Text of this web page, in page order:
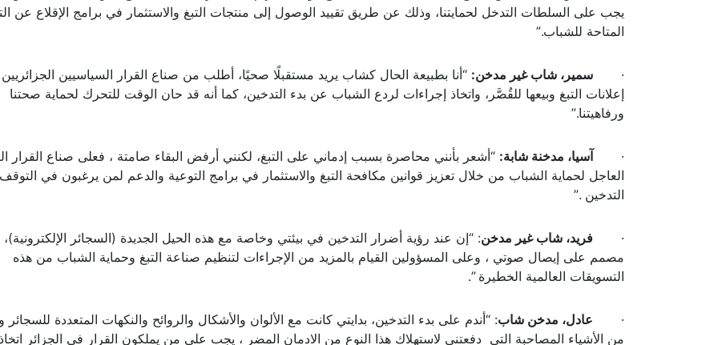
يجب على السلطات التدخل لحمايتنا، وذلك عن طريق تقييد الوصول إلى منتجات التبغ والاستثمار في برامج الإقلاع عن
المتاحة للشباب.”
· سمير، شاب غير مدخن: “أنا بطبيعة الحال كشاب يريد مستقبلًا صحيًا، أطلب من صناع القرار السياسيين
إعلانات التبغ وبيعها للقُصَّر، واتخاذ إجراءات لردع الشباب عن بدء التدخين، كما أنه قد حان الوقت للتحرك لحماية صحتنا
ورفاهيتنا.”
· آسيا، مدخنة شابة: “أشعر بأنني محاصرة بسبب إدماني على التبغ، لكنني أرفض البقاء صامتة ، فعلى صناع القرار
العاجل لحماية الشباب من خلال تعزيز قوانين مكافحة التبغ والاستثمار في برامج التوعية والدعم لمن يرغبون في
التدخين .”
· فريد، شاب غير مدخن: “إن عند رؤية أضرار التدخين في بيئتي وخاصة مع هذه الحيل الجديدة (السجائر الإلكترونية)،
مصمم على إيصال صوتي ، وعلى المسؤولين القيام بالمزيد من الإجراءات لتنظيم صناعة التبغ وحماية الشباب من هذه
التسويقات العالمية الخطيرة ”.
· عادل، مدخن شاب: “أندم على بدء التدخين، بدايتي كانت مع الألوان والأشكال والروائح والنكهات المتعددة للسجائر
من الأشياء المصاحبة التي دفعتني لاستهلاك هذا النوع من الادمان المضر ، يجب على من يملكون القرار في الجزائر اتخاذ